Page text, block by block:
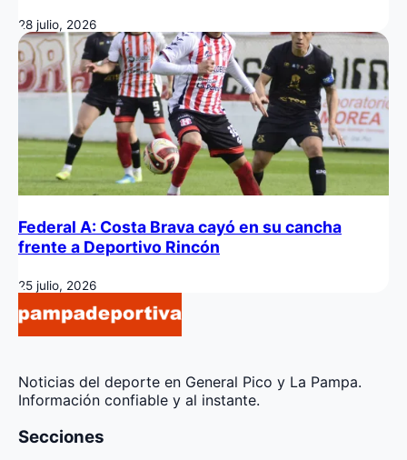
28 julio, 2026
Federal A: Costa Brava cayó en su cancha
frente a Deportivo Rincón
25 julio, 2026
Noticias del deporte en General Pico y La Pampa.
Información confiable y al instante.
Secciones